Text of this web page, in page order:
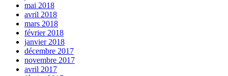
mai 2018
avril 2018
mars 2018
février 2018
janvier 2018
décembre 2017
novembre 2017
avril 2017